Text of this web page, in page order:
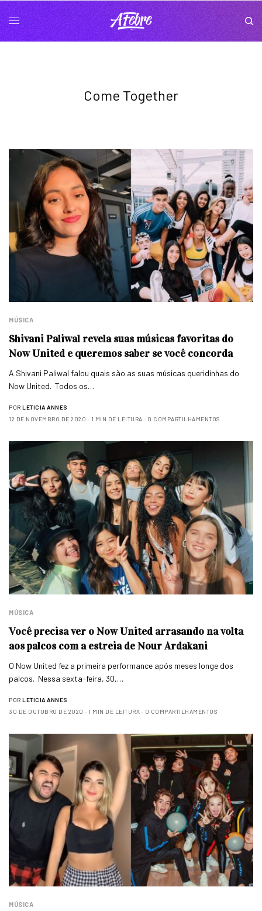
Come Together
MÚSICA
Shivani Paliwal revela suas músicas favoritas do
Now United e queremos saber se você concorda
A Shivani Paliwal falou quais são as suas músicas queridinhas do
Now United. Todos os…
POR LETICIA ANNES
12 DE NOVEMBRO DE 2020
1 MIN DE LEITURA 0 COMPARTILHAMENTOS
MÚSICA
Você precisa ver o Now United arrasando na volta
aos palcos com a estreia de Nour Ardakani
O Now United fez a primeira performance após meses longe dos
palcos. Nessa sexta-feira, 30,…
POR LETICIA ANNES
30 DE OUTUBRO DE 2020
1 MIN DE LEITURA 0 COMPARTILHAMENTOS
MÚSICA